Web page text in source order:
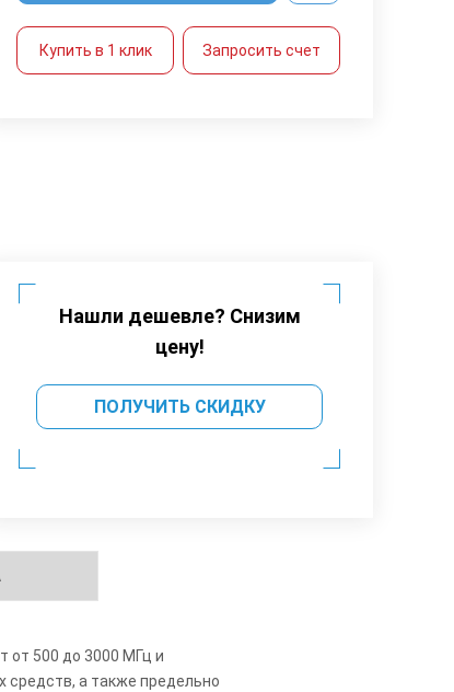
Купить в 1 клик Запросить счет
Нашли дешевле? Снизим
цену!
ПОЛУЧИТЬ СКИДКУ
от 500 до 3000 МГц и
средств, а также предельно